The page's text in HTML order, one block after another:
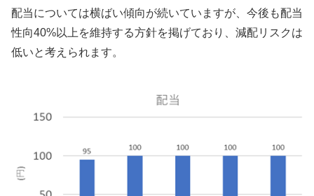
配当については横ばい傾向が続いていますが、今後も配当
性向40%以上を維持する方針を掲げており、減配リスクは
低いと考えられます。